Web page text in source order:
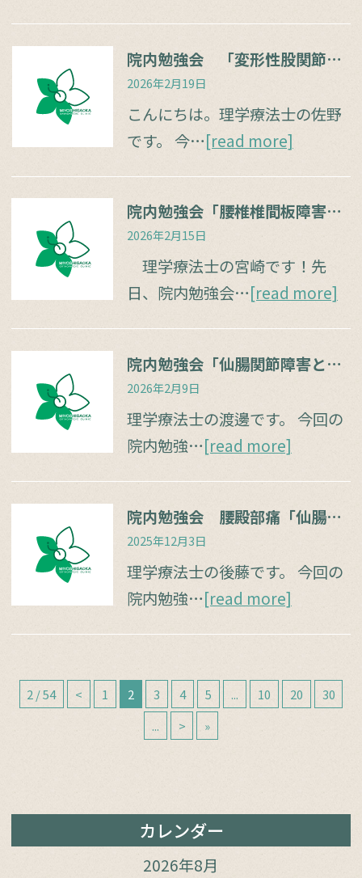
院内勉強会 「変形性股関節症と腰痛」
2026年2月19日
こんにちは。理学療法士の佐野
です。 今…[read more]
院内勉強会「腰椎椎間板障害と腰痛」
2026年2月15日
理学療法士の宮崎です！先
日、院内勉強会…[read more]
院内勉強会「仙腸関節障害と腰痛」
2026年2月9日
理学療法士の渡邊です。 今回の
院内勉強…[read more]
院内勉強会 腰殿部痛「仙腸関節障害」と「上殿皮神経／中殿皮神経障害」をどう見極めるか
2025年12月3日
理学療法士の後藤です。 今回の
院内勉強…[read more]
2 / 54 < 1 2 3 4 5 ... 10 20
30
...
> »
カレンダー
2026年8月